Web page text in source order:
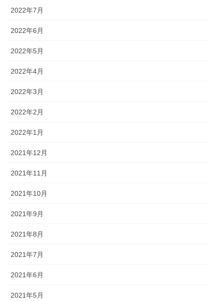
2022年7月
2022年6月
2022年5月
2022年4月
2022年3月
2022年2月
2022年1月
2021年12月
2021年11月
2021年10月
2021年9月
2021年8月
2021年7月
2021年6月
2021年5月